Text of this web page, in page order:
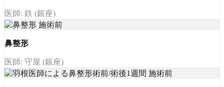
医師: 鉄 (銀座)
鼻整形
医師: 守屋 (銀座)